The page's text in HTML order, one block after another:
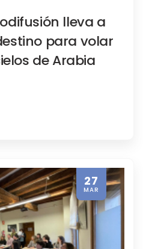
lleva a
para volar
de Arabia
27
MAR